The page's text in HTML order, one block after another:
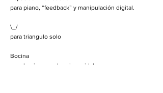
para piano, “feedback” y manipulación digital.
\_/
para triangulo solo
Bocina
para bocina y ondas sinusoidales